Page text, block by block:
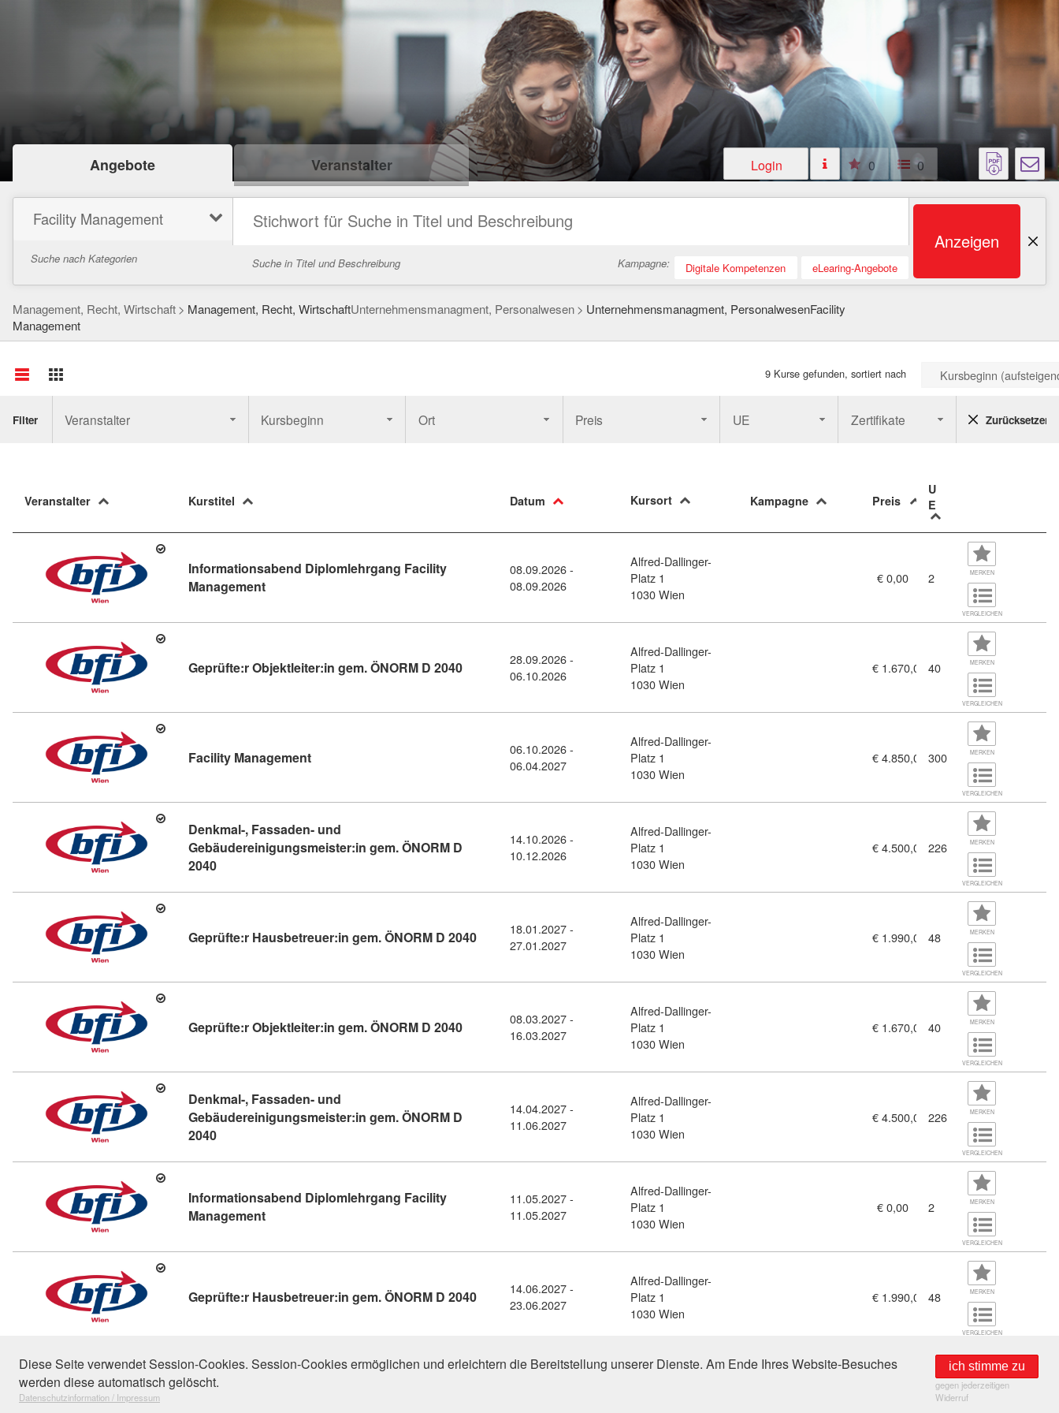
Login 0 0
Angebote Veranstalter
Facility Management
Suche nach Kategorien Suche in Titel und Beschreibung Kampagne: Digitale Kompetenzen eLearing-Angebote
Anzeigen
Management, Recht, Wirtschaft Management, Recht, WirtschaftUnternehmensmanagment, Personalwesen
Unternehmensmanagment, PersonalwesenFacility
Management
9 Kurse gefunden, sortiert nach Kursbeginn
Filter Veranstalter Kursbeginn Ort Preis UE Zertifikate Zurücksetzen
Veranstalter Kurstitel Datum Kursort Kampagne Preis
U
E
Informationsabend Diplomlehrgang Facility
ManagementKursdetail: Informationsabend Diplomlehrgang Facility Management (11459006)
08.09.2026 -
08.09.2026
Alfred-Dallinger-
Platz 1
1030 Wien
€ 0,00 2 MERKEN
VERGLEICHEN
Geprüfte:r Objektleiter:in gem. ÖNORM D 2040Kursdetail: Geprüfte:r Objektleiter:in gem. ÖNORM D 2040 (11459014)
28.09.2026 -
06.10.2026
Alfred-Dallinger-
Platz 1
1030 Wien
€ 1.670,00 40 MERKEN
VERGLEICHEN
Facility ManagementKursdetail: Facility Management (11458926)
06.10.2026 -
06.04.2027
Alfred-Dallinger-
Platz 1
1030 Wien
€ 4.850,00 300 MERKEN
VERGLEICHEN
Denkmal-, Fassaden- und
Gebäudereinigungsmeister:in gem. ÖNORM D
2040Kursdetail: Denkmal-, Fassaden- und Gebäudereinigungsmeister:in gem. ÖNORM D 2040 (11459012)
14.10.2026 -
10.12.2026
Alfred-Dallinger-
Platz 1
1030 Wien
€ 4.500,00 226 MERKEN
VERGLEICHEN
Geprüfte:r Hausbetreuer:in gem. ÖNORM D 2040Kursdetail: Geprüfte:r Hausbetreuer:in gem. ÖNORM D 2040 (11459016)
18.01.2027 -
27.01.2027
Alfred-Dallinger-
Platz 1
1030 Wien
€ 1.990,00 48 MERKEN
VERGLEICHEN
Geprüfte:r Objektleiter:in gem. ÖNORM D 2040Kursdetail: Geprüfte:r Objektleiter:in gem. ÖNORM D 2040 (11459015)
08.03.2027 -
16.03.2027
Alfred-Dallinger-
Platz 1
1030 Wien
€ 1.670,00 40 MERKEN
VERGLEICHEN
Denkmal-, Fassaden- und
Gebäudereinigungsmeister:in gem. ÖNORM D
2040Kursdetail: Denkmal-, Fassaden- und Gebäudereinigungsmeister:in gem. ÖNORM D 2040 (11459013)
14.04.2027 -
11.06.2027
Alfred-Dallinger-
Platz 1
1030 Wien
€ 4.500,00 226 MERKEN
VERGLEICHEN
Informationsabend Diplomlehrgang Facility
ManagementKursdetail: Informationsabend Diplomlehrgang Facility Management (11459007)
11.05.2027 -
11.05.2027
Alfred-Dallinger-
Platz 1
1030 Wien
€ 0,00 2 MERKEN
VERGLEICHEN
Geprüfte:r Hausbetreuer:in gem. ÖNORM D 2040Kursdetail: Geprüfte:r Hausbetreuer:in gem. ÖNORM D 2040 (11459017)
14.06.2027 -
23.06.2027
Alfred-Dallinger-
Platz 1
1030 Wien
€ 1.990,00 48 MERKEN
VERGLEICHEN
9 Einträge gefunden (1 von 1)
Diese Seite verwendet Session-Cookies. Session-Cookies ermöglichen und erleichtern die Bereitstellung unserer Dienste. Am Ende Ihres Website-Besuches
werden diese automatisch gelöscht.
Datenschutzinformation / Impressum
ich stimme zu
gegen jederzeitigen
Widerruf